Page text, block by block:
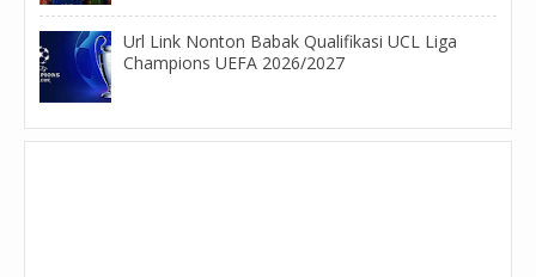
Url Link Nonton Babak Qualifikasi UCL Liga
Champions UEFA 2026/2027